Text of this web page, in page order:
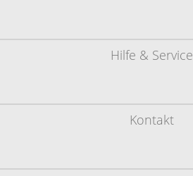
Kontakt
Hilfe & Service